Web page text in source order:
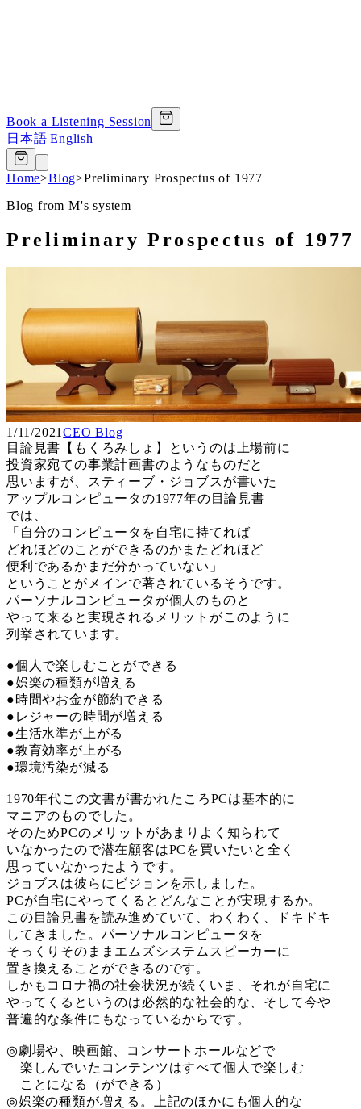
Book a Listening Session
日本語|English
Home>Blog>Preliminary Prospectus of 1977
Blog from M's system
Preliminary Prospectus of 1977
1/11/2021CEO Blog
目論見書【もくろみしょ】というのは上場前に
投資家宛ての事業計画書のようなものだと
思いますが、スティーブ・ジョブスが書いた
アップルコンピュータの1977年の目論見書
では、
「自分のコンピュータを自宅に持てれば
どれほどのことができるのかまたどれほど
便利であるかまだ分かっていない」
ということがメインで著されているそうです。
パーソナルコンピュータが個人のものと
やって来ると実現されるメリットがこのように
列挙されています。
●個人で楽しむことができる
●娯楽の種類が増える
●時間やお金が節約できる
●レジャーの時間が増える
●生活水準が上がる
●教育効率が上がる
●環境汚染が減る
1970年代この文書が書かれたころPCは基本的に
マニアのものでした。
そのためPCのメリットがあまりよく知られて
いなかったので潜在顧客はPCを買いたいと全く
思っていなかったようです。
ジョブスは彼らにビジョンを示しました。
PCが自宅にやってくるとどんなことが実現するか。
この目論見書を読み進めていて、わくわく、ドキドキ
してきました。パーソナルコンピュータを
そっくりそのままエムズシステムスピーカーに
置き換えることができるのです。
しかもコロナ禍の社会状況が続くいま、それが自宅に
やってくるというのは必然的な社会的な、そして今や
普遍的な条件にもなっているからです。
◎劇場や、映画館、コンサートホールなどで
楽しんでいたコンテンツはすべて個人で楽しむ
ことになる（ができる）
◎娯楽の種類が増える。上記のほかにも個人的な